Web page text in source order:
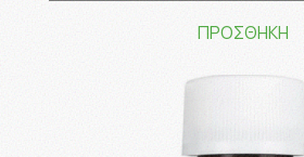
ΠΡΟΣΘΗΚΗ